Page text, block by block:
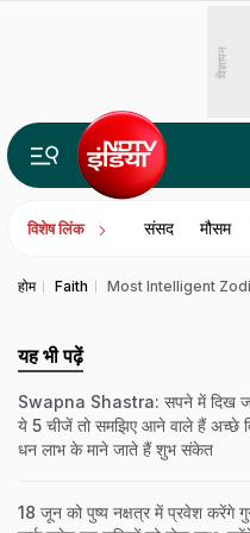
विज्ञापन
विशेष लिंक संसद मौसम
होम Faith Most Intelligent
यह भी पढ़ें
Swapna Shastra: सपने में दिख
ये 5 चीजें तो समझिए आने वाले हैं अच्छे
धन लाभ के माने जाते हैं शुभ संकेत
18 जून को पुष्य नक्षत्र में प्रवेश करेंगे